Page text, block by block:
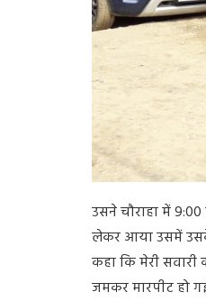
उसने चौराहा में9:00
लेकर आया उसमें उसके
कहा कि मेरी
जमकर मारपीट हो